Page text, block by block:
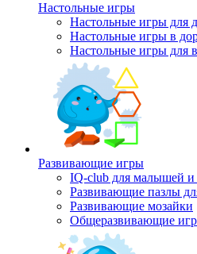
Настольные игры
Настольные игры для
Настольные игры в
Настольные игры для
Развивающие игры
IQ-club для малышей и
Развивающие пазлы
Развивающие мозайки
Общеразвивающие